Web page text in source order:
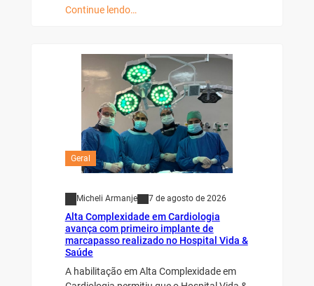
Continue lendo…
Geral
Micheli Armanje 7 de agosto de 2026
Alta Complexidade em Cardiologia
avança com primeiro implante de
marcapasso realizado no Hospital Vida &
Saúde
A habilitação em Alta Complexidade em